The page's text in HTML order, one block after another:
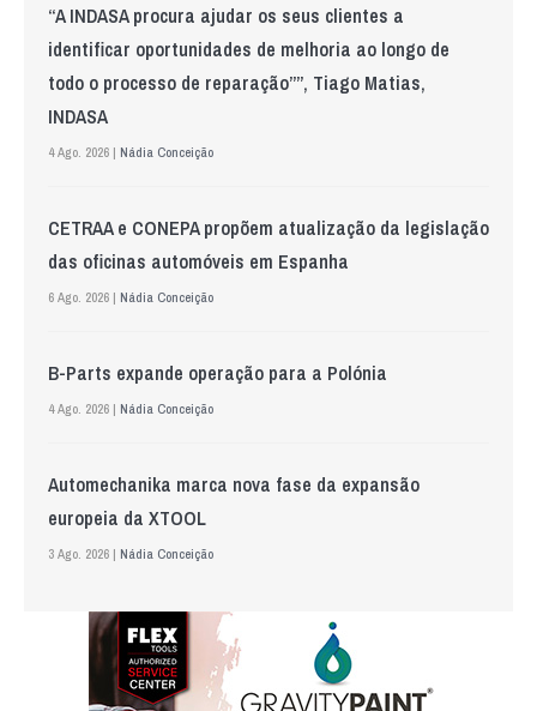
“A INDASA procura ajudar os seus clientes a
identificar oportunidades de melhoria ao longo de
todo o processo de reparação””, Tiago Matias,
INDASA
4 Ago. 2026 | Nádia Conceição
CETRAA e CONEPA propõem atualização da legislação
das oficinas automóveis em Espanha
6 Ago. 2026 | Nádia Conceição
B-Parts expande operação para a Polónia
4 Ago. 2026 | Nádia Conceição
Automechanika marca nova fase da expansão
europeia da XTOOL
3 Ago. 2026 | Nádia Conceição